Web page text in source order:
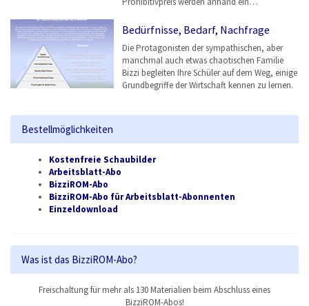
Bedürfnisse, Bedarf, Nachfrage
Die Protagonisten der sympathischen, aber
manchmal auch etwas chaotischen Familie
Bizzi begleiten Ihre Schüler auf dem Weg, einige
Grundbegriffe der Wirtschaft kennen zu lernen.
Bestellmöglichkeiten
Kostenfreie Schaubilder
Arbeitsblatt-Abo
BizziROM-Abo
BizziROM-Abo für Arbeitsblatt-Abonnenten
Einzeldownload
Was ist das BizziROM-Abo?
Freischaltung für mehr als 130 Materialien beim Abschluss eines
BizziROM-Abos!